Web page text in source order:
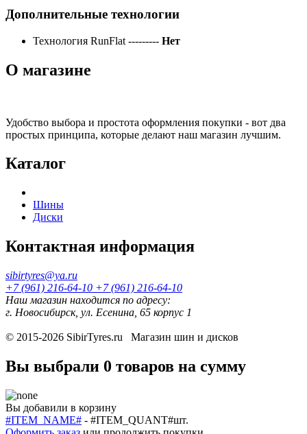
Дополнительные технологии
Технология RunFlat --------- Нет
О магазине
Удобство выбора и простота оформления покупки - вот два
простых принципа, которые делают наш магазин лучшим.
Каталог
Шины
Диски
Контактная информация
sibirtyres@ya.ru
+7 (961) 216-64-10 +7 (961) 216-64-10
Наш магазин находится по адресу:
г. Новосибирск, ул. Есенина, 65 корпус 1
© 2015-2026 SibirTyres.ru Магазин шин и дисков
Вы выбрали 0 товаров на сумму
Вы добавили в корзину
#ITEM_NAME# - #ITEM_QUANT#шт.